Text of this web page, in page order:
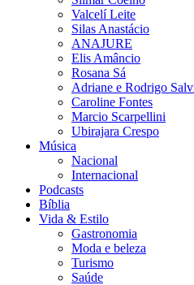
Valcelí Leite
Silas Anastácio
ANAJURE
Elis Amâncio
Rosana Sá
Adriane e Rodrigo
Caroline Fontes
Marcio Scarpellini
Ubirajara Crespo
Música
Nacional
Internacional
Podcasts
Bíblia
Vida & Estilo
Gastronomia
Moda e beleza
Turismo
Saúde